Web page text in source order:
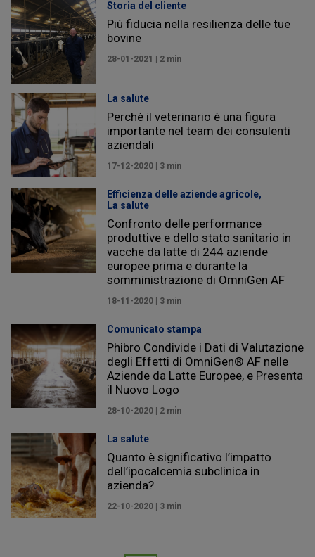
Storia del cliente
Più fiducia nella resilienza delle tue
bovine
28-01-2021 | 2 min
La salute
Perchè il veterinario è una figura
importante nel team dei consulenti
aziendali
17-12-2020 | 3 min
Efficienza delle aziende agricole,
La salute
Confronto delle performance
produttive e dello stato sanitario in
vacche da latte di 244 aziende
europee prima e durante la
somministrazione di OmniGen AF
18-11-2020 | 3 min
Comunicato stampa
Phibro Condivide i Dati di Valutazione
degli Effetti di OmniGen® AF nelle
Aziende da Latte Europee, e Presenta
il Nuovo Logo
28-10-2020 | 2 min
La salute
Quanto è significativo l’impatto
dell’ipocalcemia subclinica in
azienda?
22-10-2020 | 3 min